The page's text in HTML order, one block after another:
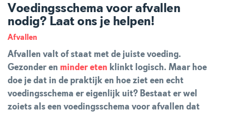
Voedingsschema voor afvallen
nodig? Laat ons je helpen!
Afvallen
Afvallen valt of staat met de juiste voeding.
Gezonder en minder eten klinkt logisch. Maar hoe
doe je dat in de praktijk en hoe ziet een echt
voedingsschema er eigenlijk uit? Bestaat er wel
zoiets als een voedingsschema voor afvallen dat